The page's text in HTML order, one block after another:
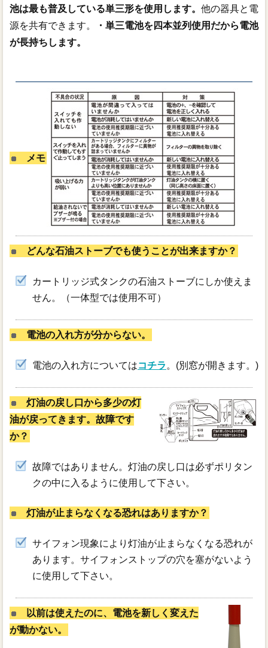
池は最も普及している単三形を使用します。 他の器具と電
源を共有できます。
・単三電池を四本並列使用だから電池
が長持ちします。
メモ
どんな石油ストーブでも使うことが出来ますか？
カートリッジ式タンクの石油ストーブにしか使えま
せん。（一体型では使用不可）
電池の入れ方が分からない。
電池の入れ方についてはコチラ 。(別窓が開きます。)
灯油の戻し口から多少の灯
油が戻ってきます。故障です
か？
故障ではありません。灯油の戻し口は必ずポリタン
クの中に入るように使用して下さい。
灯油が止まらなくなる恐れはありますか？
サイフォン現象により灯油が止まらなくなる恐れが
あります。サイフォンストップの穴を塞がないよう
に使用して下さい。
以前は使えたのに、電池を新しく変えた
が動かない。